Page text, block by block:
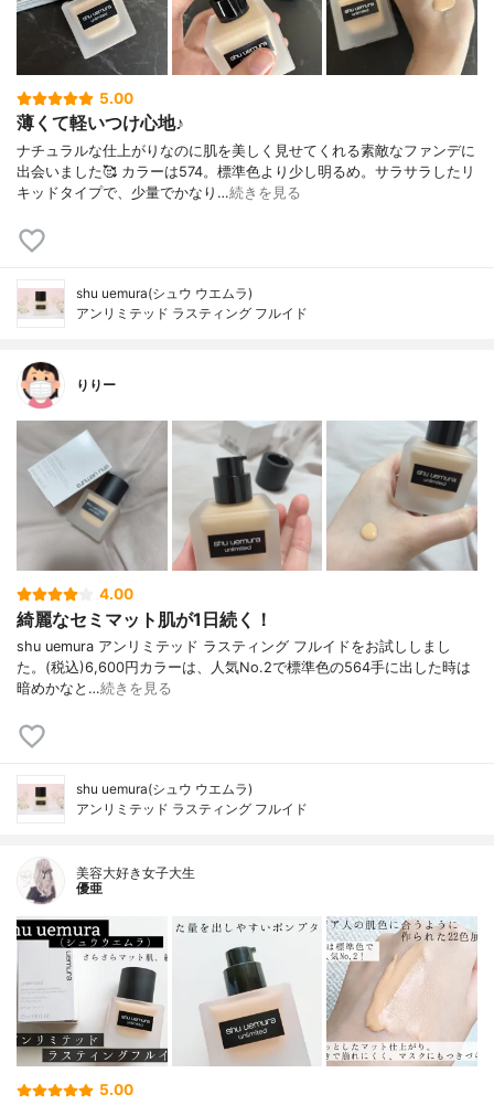
5.00
薄くて軽いつけ心地♪
ナチュラルな仕上がりなのに肌を美しく見せてくれる素敵なファンデに
出会いました🥰 カラーは574。標準色より少し明るめ。サラサラしたリ
キッドタイプで、少量でかなり…続きを見る
shu uemura(シュウ ウエムラ)
アンリミテッド ラスティング フルイド
りりー
4.00
綺麗なセミマット肌が1日続く！
shu uemura アンリミテッド ラスティング フルイドをお試ししまし
た。(税込)6,600円カラーは、人気No.2で標準色の564手に出した時は
暗めかなと…続きを見る
shu uemura(シュウ ウエムラ)
アンリミテッド ラスティング フルイド
美容大好き女子大生
優亜
5.00